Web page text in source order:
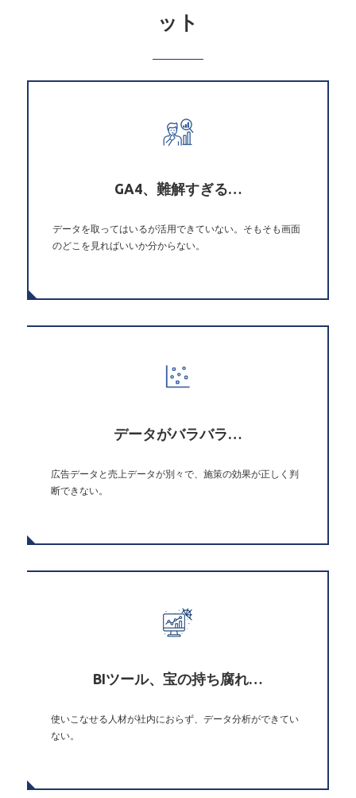
ット
GA4、難解すぎる…
データを取ってはいるが活用できていない。そもそも画面
のどこを見ればいいか分からない。
データがバラバラ…
広告データと売上データが別々で、施策の効果が正しく判
断できない。
BIツール、宝の持ち腐れ…
使いこなせる人材が社内におらず、データ分析ができてい
ない。